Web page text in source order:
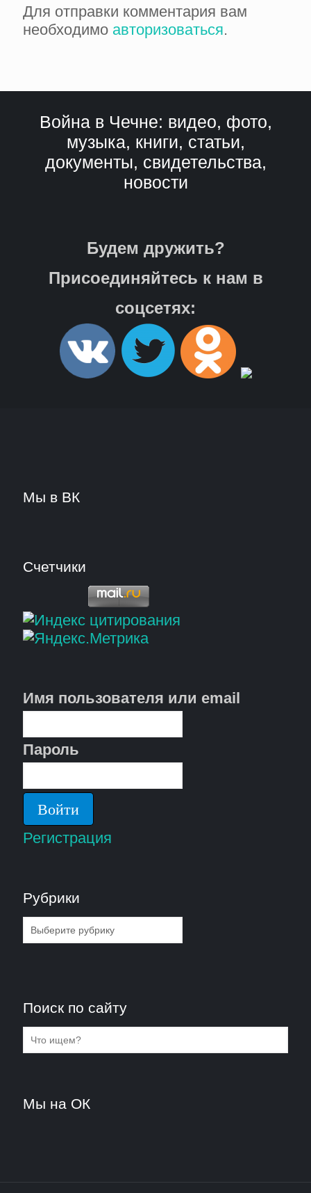
Для отправки комментария вам
необходимо авторизоваться.
Война в Чечне: видео, фото,
музыка, книги, статьи,
документы, свидетельства,
новости
Будем дружить?
Присоединяйтесь к нам в
соцсетях:
Мы в ВК
Счетчики
Имя пользователя или email
Пароль
Регистрация
Рубрики
Рубрики
Поиск по сайту
Мы на ОК